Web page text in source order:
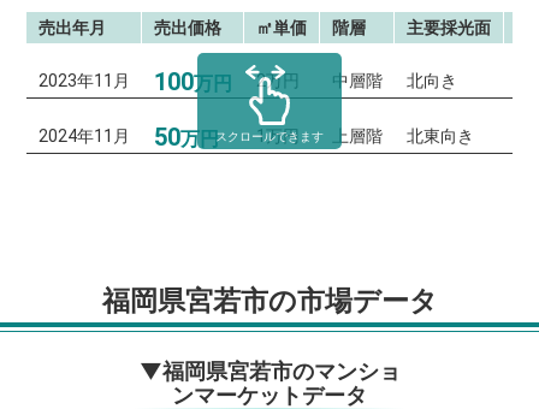
売出年月 売出価格 ㎡単価 階層 主要採光面
2023年11月 100万円 2万円 中層階 北向き
2024年11月 50万円 1万円 上層階 北東向き
スクロールできます
福岡県宮若市の市場データ
▼福岡県宮若市のマンショ
ンマーケットデータ